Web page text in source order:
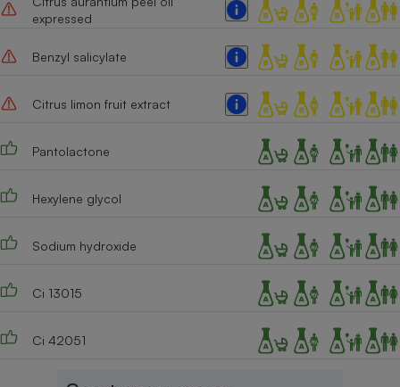
expressed
Benzyl salicylate
Citrus limon fruit extract
Pantolactone
Hexylene glycol
Sodium hydroxide
Ci 13015
Ci 42051